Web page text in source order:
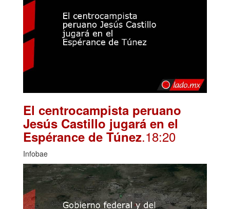
El centrocampista peruano
Jesús Castillo jugará en el
Espérance de Túnez.18:20
Infobae